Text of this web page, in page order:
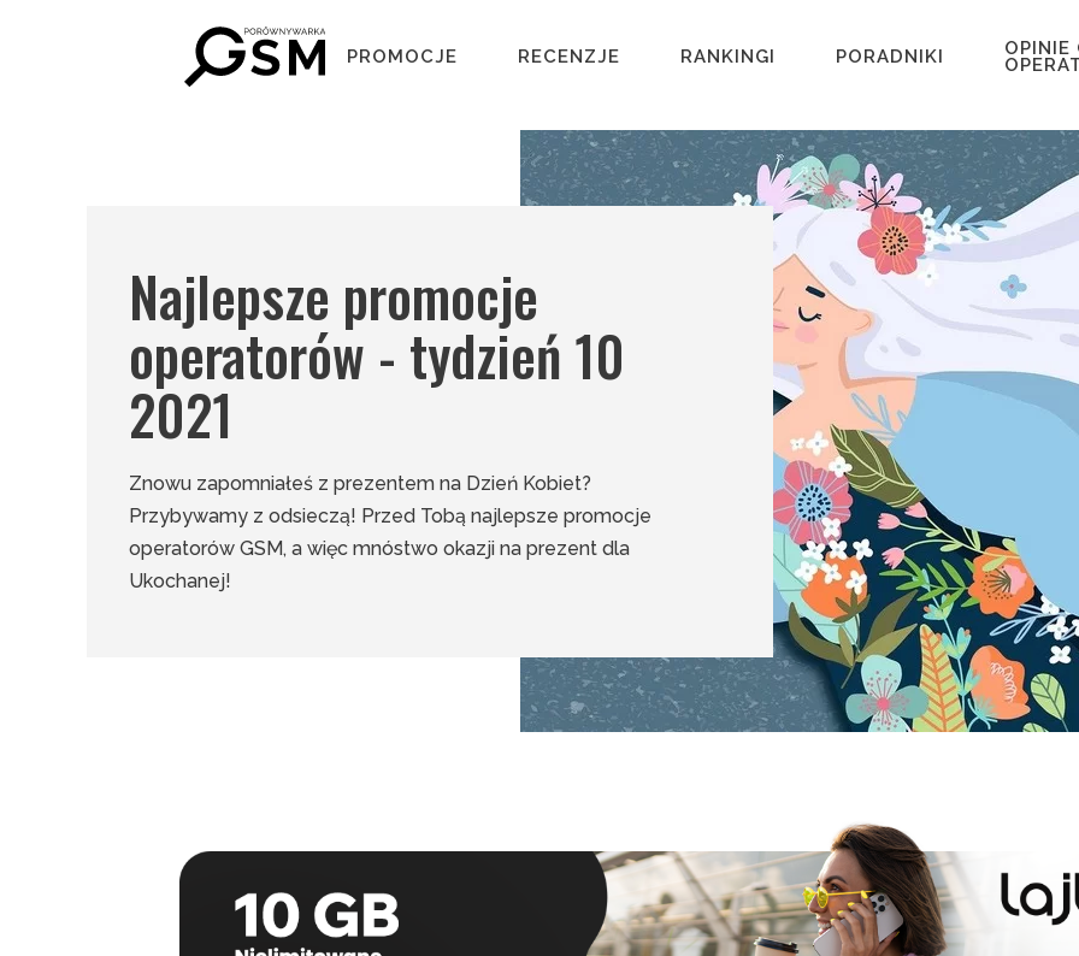
PROMOCJE RECENZJE RANKINGI PORADNIKI OPINIE
Najlepsze promocje
operatorów - tydzień 10
2021
Znowu zapomniałeś z prezentem na Dzień Kobiet?
Przybywamy z odsieczą! Przed Tobą najlepsze promocje
operatorów GSM, a więc mnóstwo okazji na prezent dla
Ukochanej!